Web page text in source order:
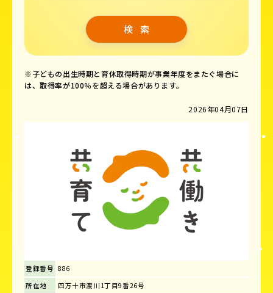
※子どもの出生時期と育休取得時期が事業年度をまたぐ場合に
は、取得率が100％を超える場合があります。
2026年04月07日
登録番号 886
所在地
四万十市渡川1丁目9番26号